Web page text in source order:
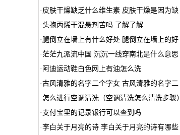
· 皮肤干燥缺乏什么维生素 皮肤干燥是因为缺
·头孢丙烯干混悬剂苦吗 了解了解
·腿倒立在墙上有什么好处 腿倒立在墙上的好
·茫茫九派流中国 沉沉一线穿南北是什么意思
· 阿迪运动鞋白色网上有油怎么洗
·古风清雅的名字二个字女 古风清雅的名字二
· 怎么进行空调清洗（空调清洗怎么清洗步骤）
· 支付宝里的记录银行可以查到吗
·李白关于月亮的诗 李白关于月亮的诗有哪些